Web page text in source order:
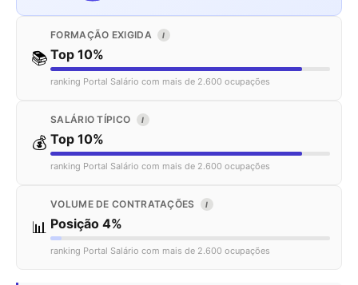
📚
FORMAÇÃO EXIGIDA I
Top 10%
ranking Portal Salário com mais de 2.600 ocupações
💰
SALÁRIO TÍPICO I
Top 10%
ranking Portal Salário com mais de 2.600 ocupações
📊
VOLUME DE CONTRATAÇÕES I
Posição 4%
ranking Portal Salário com mais de 2.600 ocupações